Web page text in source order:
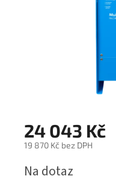
24 043 Kč
19 870 Kč bez DPH
cena:
Na dotaz